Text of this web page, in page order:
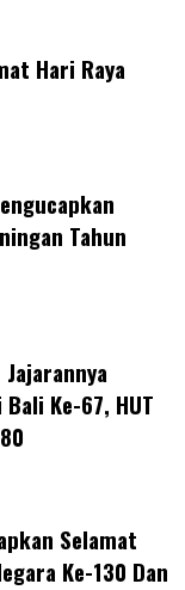
Hari Raya
Tahun
Ke-67, HUT
Selamat
Ke-130 Dan